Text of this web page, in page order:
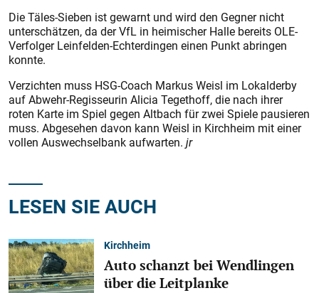
Die Täles-Sieben ist gewarnt und wird den Gegner nicht
unterschätzen, da der VfL in heimischer Halle bereits OLE-
Verfolger Leinfelden-Echterdingen einen Punkt abringen
konnte.
Verzichten muss HSG-Coach Markus Weisl im Lokalderby
auf Abwehr-Regisseurin Alicia Tegethoff, die nach ihrer
roten Karte im Spiel gegen Altbach für zwei Spiele pausieren
muss. Abgesehen davon kann Weisl in Kirchheim mit einer
vollen Auswechselbank aufwarten. jr
LESEN SIE AUCH
Kirchheim
Auto schanzt bei Wendlingen
über die Leitplanke